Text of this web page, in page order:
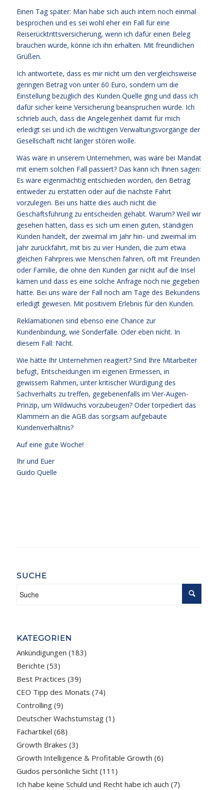
Einen Tag später: Man habe sich auch intern noch einmal
besprochen und es sei wohl eher ein Fall für eine
Reiserücktrittsversicherung, wenn ich dafür einen Beleg
brauchen würde, könne ich ihn erhalten. Mit freundlichen
Grüßen.
Ich antwortete, dass es mir nicht um den vergleichsweise
geringen Betrag von unter 60 Euro, sondern um die
Einstellung bezüglich des Kunden Quelle ging und dass ich
dafür sicher keine Versicherung beanspruchen würde. Ich
schrieb auch, dass die Angelegenheit damit für mich
erledigt sei und ich die wichtigen Verwaltungsvorgänge der
Gesellschaft nicht länger stören wolle.
Was wäre in unserem Unternehmen, was wäre bei Mandat
mit einem solchen Fall passiert? Das kann ich Ihnen sagen:
Es wäre eigenmächtig entschieden worden, den Betrag
entweder zu erstatten oder auf die nächste Fahrt
vorzulegen. Bei uns hätte dies auch nicht die
Geschäftsführung zu entscheiden gehabt. Warum? Weil wir
gesehen hätten, dass es sich um einen guten, ständigen
Kunden handelt, der zweimal im Jahr hin- und zweimal im
Jahr zurückfährt, mit bis zu vier Hunden, die zum etwa
gleichen Fahrpreis wie Menschen fahren, oft mit Freunden
oder Familie, die ohne den Kunden gar nicht auf die Insel
kämen und dass es eine solche Anfrage noch nie gegeben
hätte. Bei uns wäre der Fall noch am Tage des Bekundens
erledigt gewesen. Mit positivem Erlebnis für den Kunden.
Reklamationen sind ebenso eine Chance zur
Kundenbindung, wie Sonderfälle. Oder eben nicht. In
diesem Fall: Nicht.
Wie hätte Ihr Unternehmen reagiert? Sind Ihre Mitarbeiter
befugt, Entscheidungen im eigenen Ermessen, in
gewissem Rahmen, unter kritischer Würdigung des
Sachverhalts zu treffen, gegebenenfalls im Vier-Augen-
Prinzip, um Wildwuchs vorzubeugen? Oder torpediert das
Klammern an die AGB das sorgsam aufgebaute
Kundenverhältnis?
Auf eine gute Woche!
Ihr und Euer
Guido Quelle
SUCHE
KATEGORIEN
Ankündigungen (183)
Berichte (53)
Best Practices (39)
CEO Tipp des Monats (74)
Controlling(9)
Deutscher Wachstumstag(1)
Fachartikel (68)
Growth Brakes (3)
Growth Intelligence & Profitable Growth (6)
Guidos persönliche Sicht(111)
Ich habe keine Schuld und Recht habe ich auch (7)